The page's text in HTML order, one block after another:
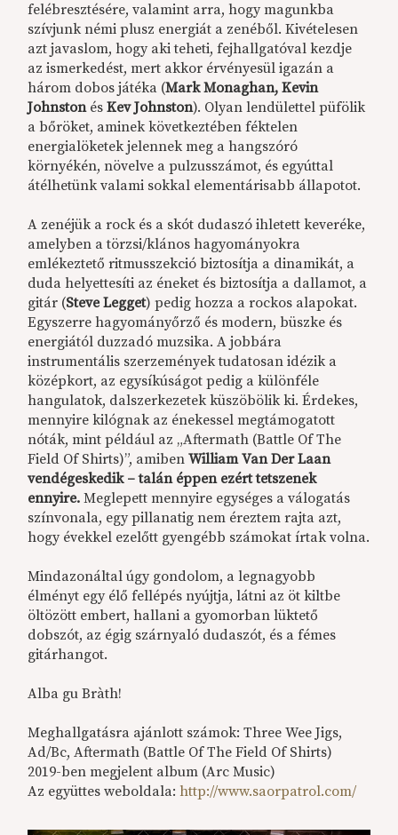
felébresztésére, valamint arra, hogy magunkba
szívjunk némi plusz energiát a zenéből. Kivételesen
azt javaslom, hogy aki teheti, fejhallgatóval kezdje
az ismerkedést, mert akkor érvényesül igazán a
három dobos játéka (Mark Monaghan, Kevin
JohnstonésKev Johnston). Olyan lendülettel püfölik
a bőröket, aminek következtében féktelen
energialöketek jelennek meg a hangszóró
környékén, növelve a pulzusszámot, és egyúttal
átélhetünk valami sokkal elementárisabb állapotot.
A zenéjük a rock és a skót dudaszó ihletett keveréke,
amelyben a törzsi/klános hagyományokra
emlékeztető ritmusszekció biztosítja a dinamikát, a
duda helyettesíti az éneket és biztosítja a dallamot, a
gitár (Steve Legget) pedig hozza a rockos alapokat.
Egyszerre hagyományőrző és modern, büszke és
energiától duzzadó muzsika. A jobbára
instrumentális szerzemények tudatosan idézik a
középkort, az egysíkúságot pedig a különféle
hangulatok, dalszerkezetek küszöbölik ki. Érdekes,
mennyire kilógnak az énekessel megtámogatott
nóták, mint például az „Aftermath (Battle Of The
Field Of Shirts)”, amibenWilliam Van Der Laan
vendégeskedik – talán éppen ezért tetszenek
ennyire. Meglepett mennyire egységes a válogatás
színvonala, egy pillanatig nem éreztem rajta azt,
hogy évekkel ezelőtt gyengébb számokat írtak volna.
Mindazonáltal úgy gondolom, a legnagyobb
élményt egy élő fellépés nyújtja, látni az öt kiltbe
öltözött embert, hallani a gyomorban lüktető
dobszót, az égig szárnyaló dudaszót, és a fémes
gitárhangot.
Alba gu Bràth!
Meghallgatásra ajánlott számok: Three Wee Jigs,
Ad/Bc, Aftermath (Battle Of The Field Of Shirts)
2019-ben megjelent album (Arc Music)
Az együttes weboldala:http://www.saorpatrol.com/